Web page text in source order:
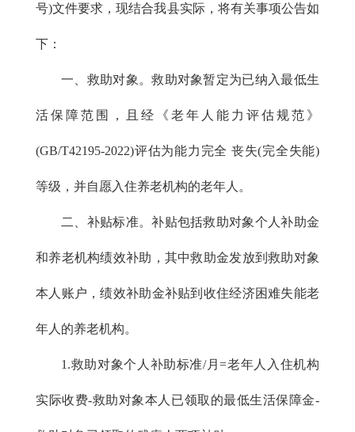
号)文件要求，现结合我县实际，将有关事项公告如
下：
一、救助对象。救助对象暂定为已纳入最低生
活保障范围，且经《老年人能力评估规范》
(GB/T42195-2022)评估为能力完全 丧失(完全失能)
等级，并自愿入住养老机构的老年人。
二、补贴标准。补贴包括救助对象个人补助金
和养老机构绩效补助，其中救助金发放到救助对象
本人账户，绩效补助金补贴到收住经济困难失能老
年人的养老机构。
1.救助对象个人补助标准/月=老年人入住机构
实际收费-救助对象本人已领取的最低生活保障金-